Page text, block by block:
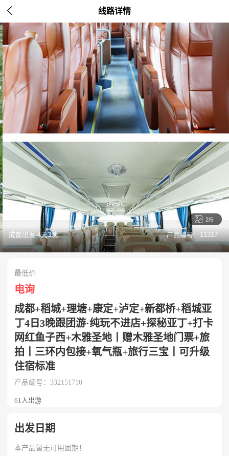
 线路详情
 2/5
成都出发·4天3晚 产品编号：11317
最低价
电询
成都+稻城+理塘+康定+泸定+新都桥+稻城亚
丁4日3晚跟团游·纯玩不进店+探秘亚丁+打卡
网红鱼子西+木雅圣地丨赠木雅圣地门票+旅
拍丨三环内包接+氧气瓶+旅行三宝丨可升级
住宿标准
产品编号：332151710
61人出游
出发日期
本产品暂无可用团期！